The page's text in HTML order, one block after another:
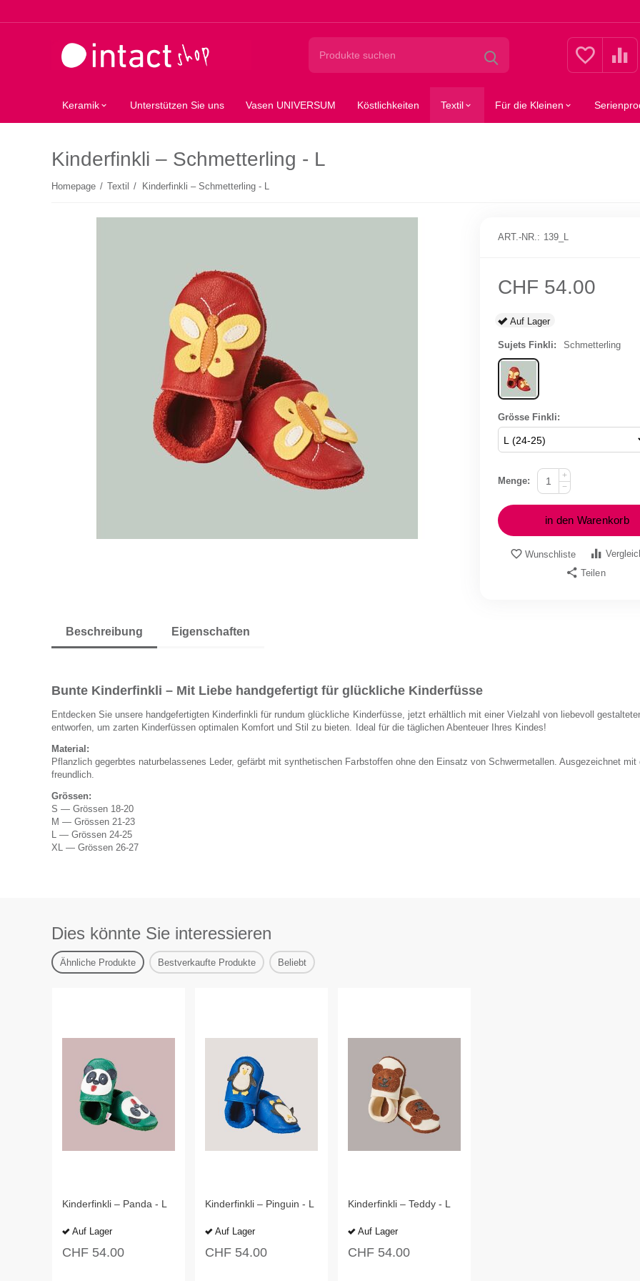
Keramik Unterstützen Sie uns Vasen UNIVERSUM Köstlichkeiten Textil Für die Kleinen
Kinderfinkli – Schmetterling - L
Homepage / Textil / Kinderfinkli – Schmetterling - L
ART.-NR.: 139_L
CHF 54.00
Auf Lager
Sujets Finkli: Schmetterling
Grösse Finkli:
Menge:
+
−
in den Warenkorb
Wunschliste
Teilen
Beschreibung Eigenschaften
Bunte Kinderfinkli – Mit Liebe handgefertigt für glückliche Kinderfüsse
Entdecken Sie unsere handgefertigten Kinderfinkli für rundum glückliche Kinderfüsse, jetzt erhältlich mit einer Vielzahl von liebevoll
entworfen, um zarten Kinderfüssen optimalen Komfort und Stil zu bieten. Ideal für die täglichen Abenteuer Ihres Kindes!
Material:
Pflanzlich gegerbtes naturbelassenes Leder, gefärbt mit synthetischen Farbstoffen ohne den Einsatz von Schwermetallen. Ausgezeichnet
freundlich.
Grössen:
S — Grössen 18-20
M — Grössen 21-23
L — Grössen 24-25
XL — Grössen 26-27
Dies könnte Sie interessieren
Ähnliche Produkte Bestverkaufte Produkte Beliebt
Kinderfinkli – Panda - L
Auf Lager
CHF 54.00
Kinderfinkli – Pinguin - L
Auf Lager
CHF 54.00
Kinderfinkli – Teddy - L
Auf Lager
CHF 54.00